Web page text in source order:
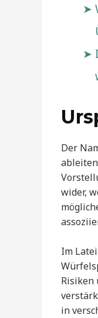
Der
wider,
Im
Risiken
in